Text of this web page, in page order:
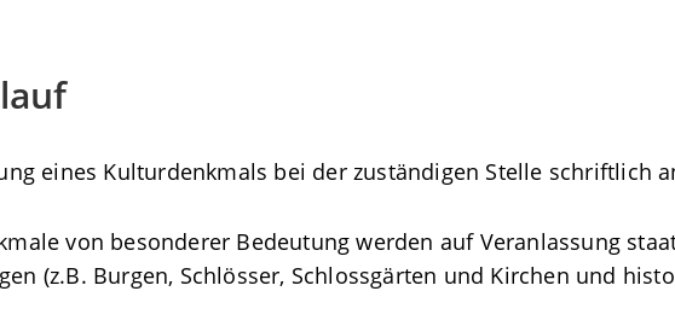
eines Kulturdenkmals bei der zuständigen Stelle schriftlich
von besonderer Bedeutung werden auf Veranlassung
(z.B. Burgen, Schlösser, Schlossgärten und Kirchen und